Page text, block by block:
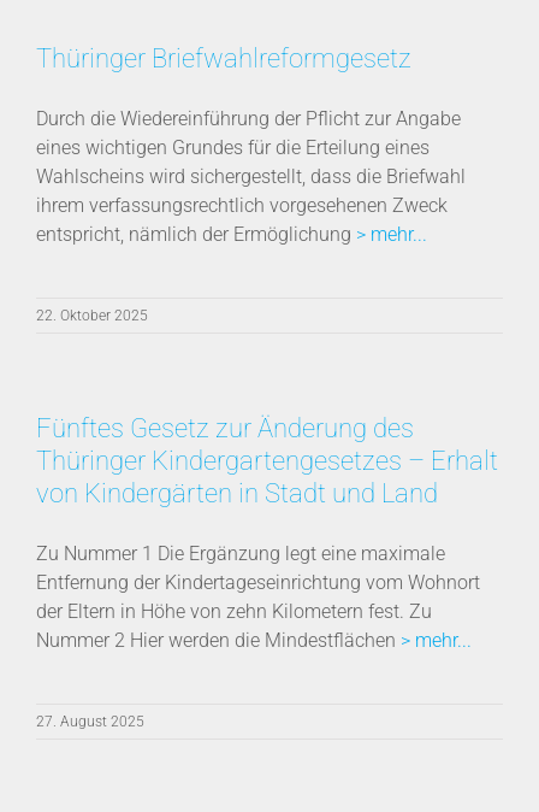
Thüringer Briefwahlreformgesetz
Durch die Wiedereinführung der Pflicht zur Angabe
eines wichtigen Grundes für die Erteilung eines
Wahlscheins wird sichergestellt, dass die Briefwahl
ihrem verfassungsrechtlich vorgesehenen Zweck
entspricht, nämlich der Ermöglichung > mehr...
22. Oktober 2025
Fünftes Gesetz zur Änderung des
Thüringer Kindergartengesetzes – Erhalt
von Kindergärten in Stadt und Land
Zu Nummer 1 Die Ergänzung legt eine maximale
Entfernung der Kindertageseinrichtung vom Wohnort
der Eltern in Höhe von zehn Kilometern fest. Zu
Nummer 2 Hier werden die Mindestflächen > mehr...
27. August 2025